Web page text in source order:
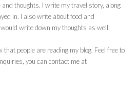
thoughts. I write my travel story, along
in. I also write about food and
write down my thoughts as well.
people are reading my blog. Feel free to
you can contact me at